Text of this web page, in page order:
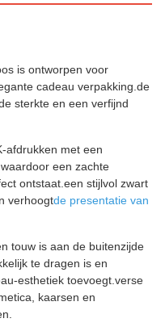
is ontworpen voor
cadeau verpakking.de
sterkte en een verfijnd
afdrukken met een
een zachte
ontstaat.een stijlvol zwart
verhoogtde presentatie van
touw is aan de buitenzijde
te dragen is en
esthetiek toevoegt.verse
kaarsen en